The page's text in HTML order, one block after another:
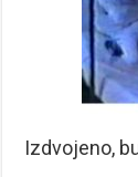
Izdvojeno,